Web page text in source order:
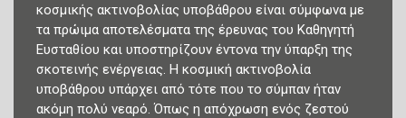
κοσμικής ακτινοβολίας υποβάθρου είναι σύμφωνα με
τα πρώιμα αποτελέσματα της έρευνας του Καθηγητή
Ευσταθίου και υποστηρίζουν έντονα την ύπαρξη της
σκοτεινής ενέργειας. Η κοσμική ακτινοβολία
υποβάθρου υπάρχει από τότε που το σύμπαν ήταν
ακόμη πολύ νεαρό. Όπως η απόχρωση ενός ζεστού